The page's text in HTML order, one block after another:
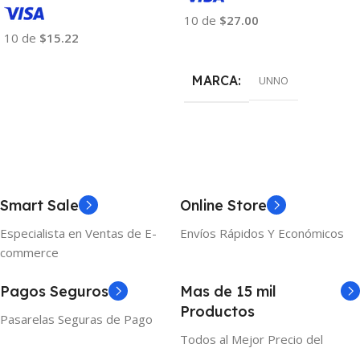
10 de $15.22
10 de $27.00
MARCA UNNO
Smart Sale
Especialista en Ventas de E-
commerce
Online Store
Envíos Rápidos Y Económicos
Pagos Seguros
Pasarelas Seguras de Pago
Mas de 15 mil
Productos
Todos al Mejor Precio del